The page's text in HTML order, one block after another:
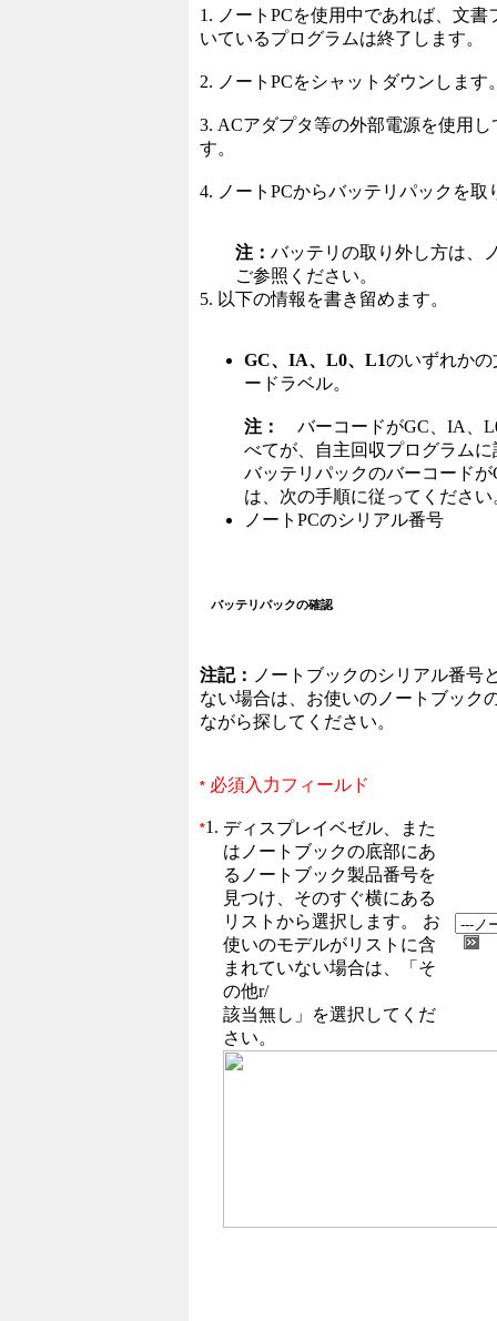
1. ノートPCを使用中であれば、文
いているプログラムは終了します。
2. ノートPCをシャットダウンします
3. ACアダプタ等の外部電源を使用
す。
4. ノートPCからバッテリパックを取
注： バッテリの取り外し方は、
ご参照ください。
5. 以下の情報を書き留めます。
GC、IA、L0、L1のいずれか
ードラベル。
注：
バーコードがGC、IA、
べてが、自主回収プログラム
バッテリパックのバーコード
は、次の手順に従ってください
ノートPCのシリアル番号
バッテリパックの確認
注記： ノートブックのシリアル番号
ない場合は、お使いのノートブック
ながら探してください。
* 必須入力フィールド
*1. ディスプレイベゼル、また
はノートブックの底部にあ
るノートブック製品番号を
見つけ、そのすぐ横にある
リストから選択します。 お
使いのモデルがリストに含
まれていない場合は、「そ
の他r/
該当無し」を選択してくだ
さい。